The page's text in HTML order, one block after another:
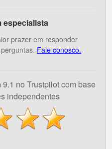
especialista
prazer em responder
Fale conosco.
9.1 no Trustpilot com base
independentes